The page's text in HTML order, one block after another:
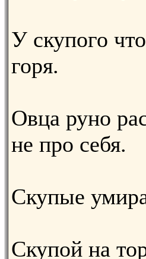
У скупого
горя.
Овца руно
не про себя.
Скупые
Скупой на